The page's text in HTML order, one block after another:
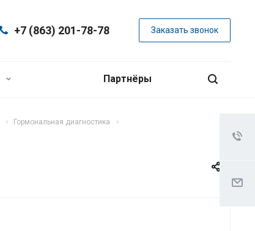
+7 (863) 201-78-78 Заказать звонок
Партнёры
Гормональная диагностика